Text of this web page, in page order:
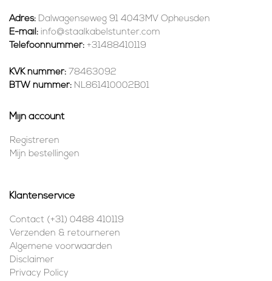
Adres: Dalwagenseweg 91 4043MV Opheusden
E-mail: info@staalkabelstunter.com
Telefoonnummer: +31488410119
KVK nummer: 78463092
BTW nummer: NL861410002B01
Mijn account
Registreren
Mijn bestellingen
Klantenservice
Contact (+31) 0488 410119
Verzenden & retourneren
Algemene voorwaarden
Disclaimer
Privacy Policy